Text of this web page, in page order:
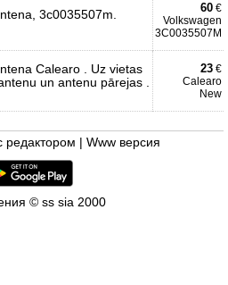
3c0035507m. 60 €
Volkswagen
3C0035507M
Calearo . Uz vietas
un antenu pārejas .
23 €
Calearo
New
редактором Www версия
© ss sia 2000